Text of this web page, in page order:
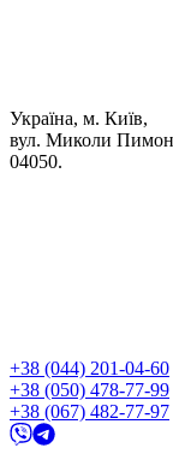
Україна, м. Київ,
вул. Миколи
04050.
+38 (044) 201-04-60
+38 (050) 478-77-99
+38 (067) 482-77-97